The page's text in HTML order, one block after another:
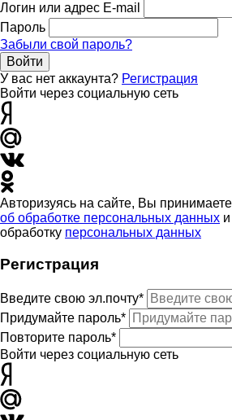
Логин или адрес E-mail
Пароль
Забыли свой пароль?
Войти
У вас нет аккаунта? Регистрация
Войти через социальную сеть
Авторизуясь на сайте, Вы
об обработке персональных данных
обработку персональных данных
Регистрация
Введите свою эл.почту*
Придумайте пароль*
Повторите пароль*
Войти через социальную сеть